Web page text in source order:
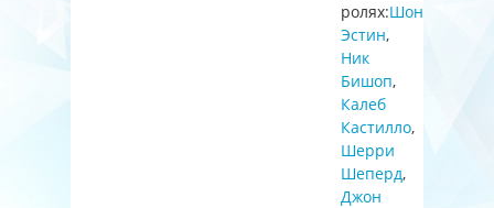
ролях:Шон
Эстин,
Ник
Бишоп,
Калеб
Кастилло,
Шерри
Шеперд,
Джон